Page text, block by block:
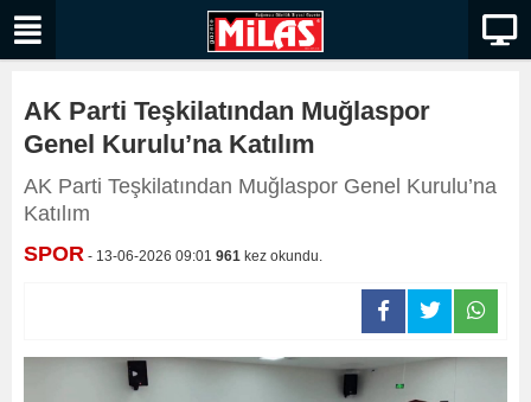
AK Parti Teşkilatından Muğlaspor
Genel Kurulu’na Katılım
AK Parti Teşkilatından Muğlaspor Genel Kurulu’na
Katılım
SPOR - 13-06-2026 09:01 961 kez okundu.